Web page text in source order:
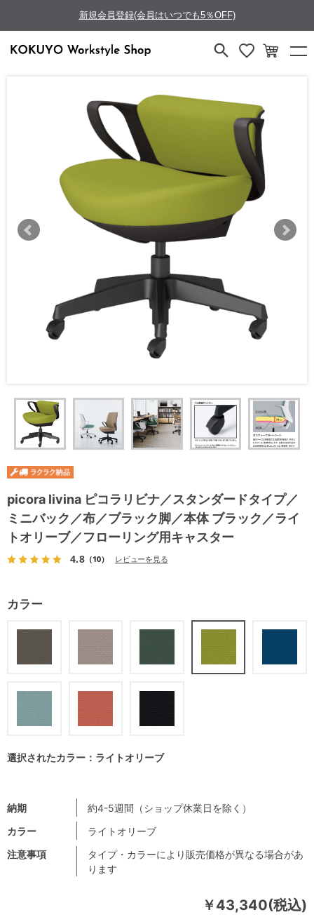
新規会員登録(会員はいつでも5％OFF)
picora livina ピコラリビナ／スタンダードタイプ／
ミニバック／布／ブラック脚／本体 ブラック／ライ
トオリーブ／フローリング用キャスター
4.8（10） レビューを見る
￥43,340(税込)
注意事項
タイプ・カラーにより販売価格が異なる場合があ
ります
納期
約4-5週間（ショップ休業日を除く）
カラー
ライトオリーブ
カラー
選択されたカラー：ライトオリーブ